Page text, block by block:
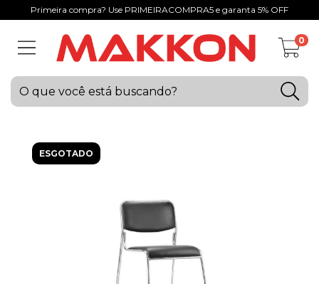
Primeira compra? Use PRIMEIRACOMPRA5 e garanta 5% OFF
0
ESGOTADO